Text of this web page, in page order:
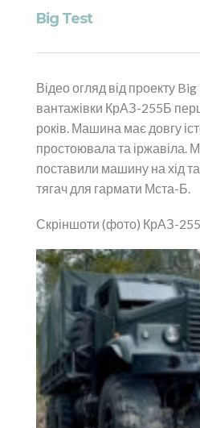
Big Test
Відео огляд від проекту Big
вантажівки КрАЗ-255Б
років. Машина має довгу
простоювала та іржавіла.
поставили машину на хід та
тягач для гармати Мста-Б.
Скріншоти (фото) КрАЗ-